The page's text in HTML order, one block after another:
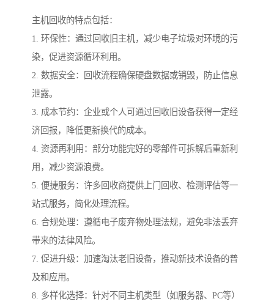
主机回收的特点包括：
1. 环保性：通过回收旧主机，减少电子垃圾对环境的污
染，促进资源循环利用。
2. 数据安全：回收流程确保硬盘数据或销毁，防止信息
泄露。
3. 成本节约：企业或个人可通过回收旧设备获得一定经
济回报，降低更新换代的成本。
4. 资源再利用：部分功能完好的零部件可拆解后重新利
用，减少资源浪费。
5. 便捷服务：许多回收商提供上门回收、检测评估等一
站式服务，简化处理流程。
6. 合规处理：遵循电子废弃物处理法规，避免非法丢弃
带来的法律风险。
7. 促进升级：加速淘汰老旧设备，推动新技术设备的普
及和应用。
8. 多样化选择：针对不同主机类型（如服务器、PC等）